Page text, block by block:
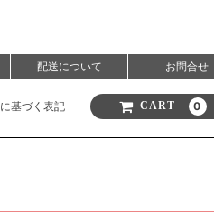
配送について お問合せ
基づく表記 CART 0